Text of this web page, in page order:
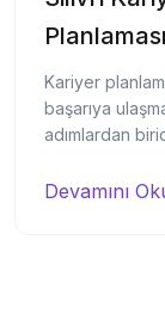
Planlaması
Kariyer
başarıya
adımlardan
Devamını